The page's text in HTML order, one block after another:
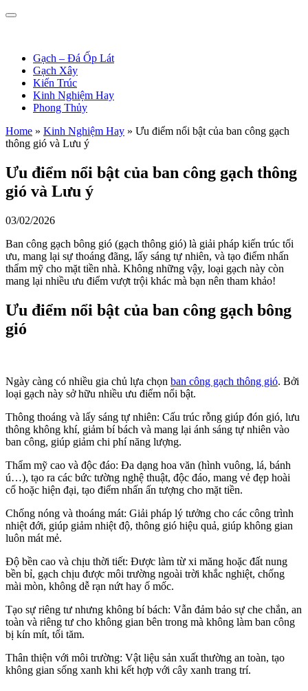
Gạch – Đá Ốp Lát
Gạch Xây
Kiến Trúc
Kinh Nghiệm Hay
Phong Thủy
Home » Kinh Nghiệm Hay » Ưu điểm nổi bật của ban công gạch
thông gió và Lưu ý
Ưu điểm nổi bật của ban công gạch thông
gió và Lưu ý
03/02/2026
Ban công gạch bông gió (gạch thông gió) là giải pháp kiến trúc tối
ưu, mang lại sự thoáng đãng, lấy sáng tự nhiên, và tạo điểm nhấn
thẩm mỹ cho mặt tiền nhà. Không những vậy, loại gạch này còn
mang lại nhiều ưu điểm vượt trội khác mà bạn nên tham khảo!
Ưu điểm nổi bật của ban công gạch bông
gió
Ngày càng có nhiều gia chủ lựa chọn ban công gạch thông gió. Bởi
loại gạch này sở hữu nhiều ưu điểm nổi bật.
Thông thoáng và lấy sáng tự nhiên: Cấu trúc rỗng giúp đón gió, lưu
thông không khí, giảm bí bách và mang lại ánh sáng tự nhiên vào
ban công, giúp giảm chi phí năng lượng.
Thẩm mỹ cao và độc đáo: Đa dạng hoa văn (hình vuông, lá, bánh
ú…), tạo ra các bức tường nghệ thuật, độc đáo, mang vẻ đẹp hoài
cổ hoặc hiện đại, tạo điểm nhấn ấn tượng cho mặt tiền.
Chống nóng và thoáng mát: Giải pháp lý tưởng cho các công trình
nhiệt đới, giúp giảm nhiệt độ, thông gió hiệu quả, giúp không gian
luôn mát mẻ.
Độ bền cao và chịu thời tiết: Được làm từ xi măng hoặc đất nung
bền bỉ, gạch chịu được môi trường ngoài trời khắc nghiệt, chống
mài mòn, không dễ rạn nứt hay ố mốc.
Tạo sự riêng tư nhưng không bí bách: Vẫn đảm bảo sự che chắn, an
toàn và riêng tư cho không gian bên trong mà không làm ban công
bị kín mít, tối tăm.
Thân thiện với môi trường: Vật liệu sản xuất thường an toàn, tạo
không gian sống xanh khi kết hợp với cây xanh trang trí.